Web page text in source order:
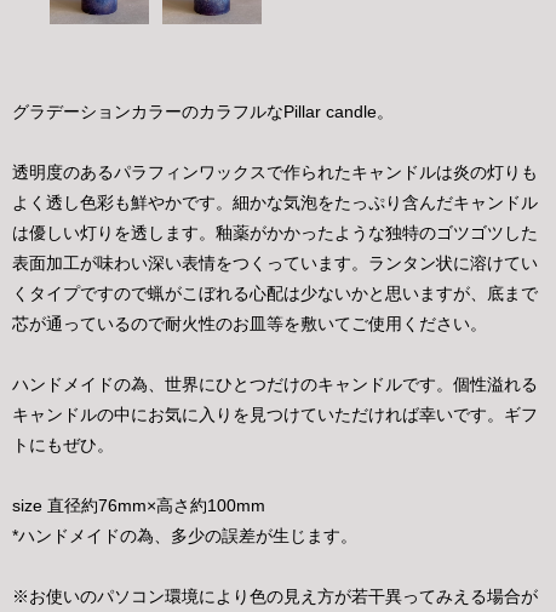
グラデーションカラーのカラフルなPillar candle。
透明度のあるパラフィンワックスで作られたキャンドルは炎の灯りも
よく透し色彩も鮮やかです。細かな気泡をたっぷり含んだキャンドル
は優しい灯りを透します。釉薬がかかったような独特のゴツゴツした
表面加工が味わい深い表情をつくっています。ランタン状に溶けてい
くタイプですので蝋がこぼれる心配は少ないかと思いますが、底まで
芯が通っているので耐火性のお皿等を敷いてご使用ください。
ハンドメイドの為、世界にひとつだけのキャンドルです。個性溢れる
キャンドルの中にお気に入りを見つけていただければ幸いです。ギフ
トにもぜひ。
size 直径約76mm×高さ約100mm
*ハンドメイドの為、多少の誤差が生じます。
※お使いのパソコン環境により色の見え方が若干異ってみえる場合が